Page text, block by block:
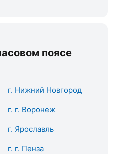
поясе
г. Нижний Новгород
г. г. Воронеж
г. Ярославль
г. г. Пенза